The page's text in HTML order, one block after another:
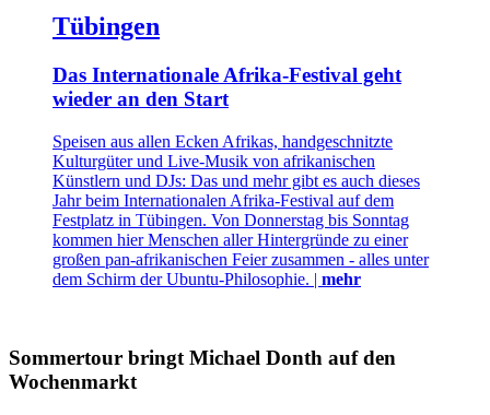
Tübingen
Das Internationale Afrika-Festival geht
wieder an den Start
Speisen aus allen Ecken Afrikas, handgeschnitzte
Kulturgüter und Live-Musik von afrikanischen
Künstlern und DJs: Das und mehr gibt es auch dieses
Jahr beim Internationalen Afrika-Festival auf dem
Festplatz in Tübingen. Von Donnerstag bis Sonntag
kommen hier Menschen aller Hintergründe zu einer
großen pan-afrikanischen Feier zusammen - alles unter
dem Schirm der Ubuntu-Philosophie. | mehr
Sommertour bringt Michael Donth auf den
Wochenmarkt